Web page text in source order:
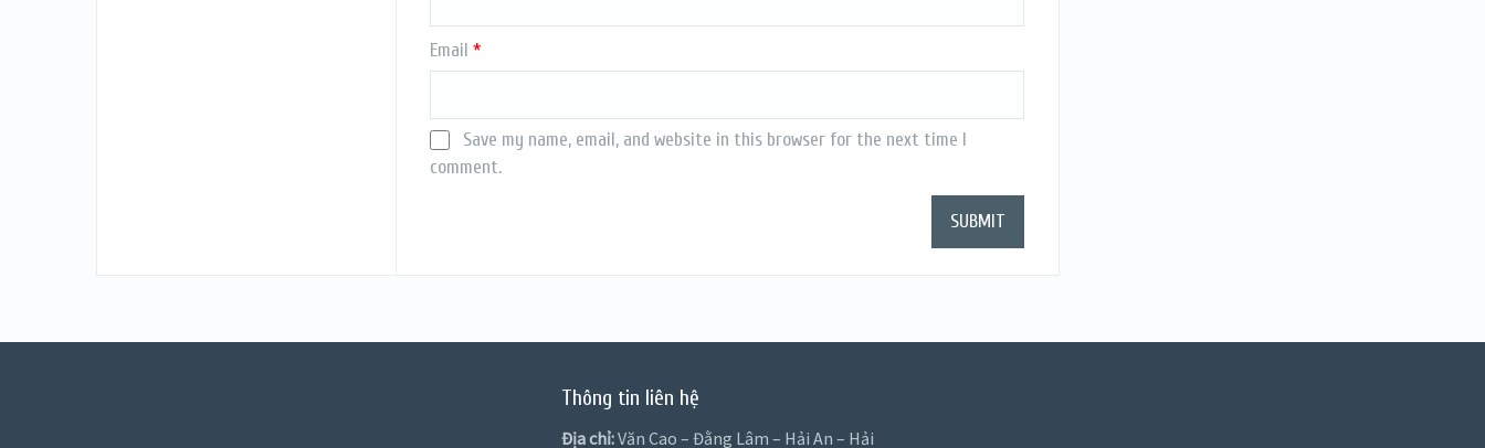
Email*
Save my name, email, and website in this browser for the next time I
comment.
Thông tin liên hệ
Địa chỉ:Văn Cao – Đằng Lâm – Hải An – Hải